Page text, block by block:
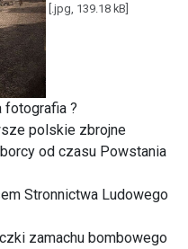
[.jpg, 139.18 kB]
fotografia ?
polskie zbrojne
od czasu Powstania
Stronnictwa Ludowego
zamachu bombowego